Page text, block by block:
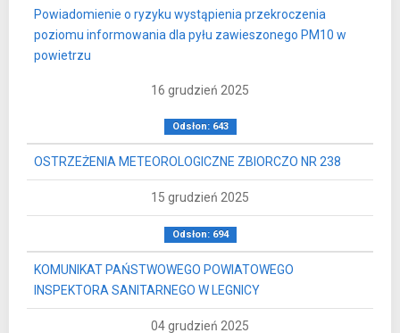
Powiadomienie o ryzyku wystąpienia przekroczenia
poziomu informowania dla pyłu zawieszonego PM10 w
powietrzu
16 grudzień 2025
Odsłon: 643
OSTRZEŻENIA METEOROLOGICZNE ZBIORCZO NR 238
15 grudzień 2025
Odsłon: 694
KOMUNIKAT PAŃSTWOWEGO POWIATOWEGO
INSPEKTORA SANITARNEGO W LEGNICY
04 grudzień 2025